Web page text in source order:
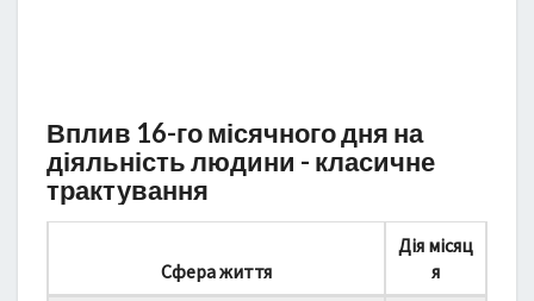
Вплив 16-го місячного дня на
діяльність людини - класичне
трактування
Сфера життя
Дія місяц
я